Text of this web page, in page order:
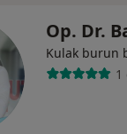
Op. Dr.
Kulak burun
1